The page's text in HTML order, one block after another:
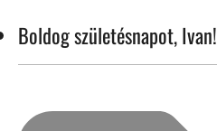
Boldog születésnapot, Ivan!